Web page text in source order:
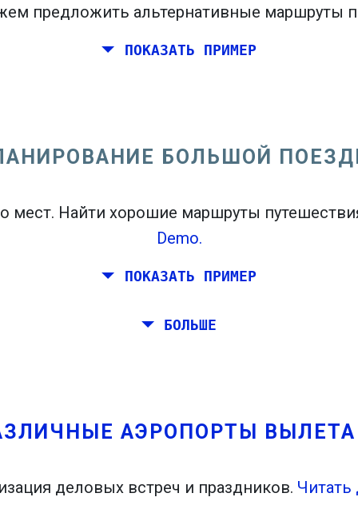
или
предложить альтернативные маршруты
ПОКАЗАТЬ ПРИМЕР
БОЛЬШОЙ
мест. Найти хорошие маршруты
Demo.
ПОКАЗАТЬ ПРИМЕР
Барселону, Стокгольм, Прагу и Афину.
БОЛЬШЕ
АЭРОПОРТЫ
деловых встреч и праздников. Читать